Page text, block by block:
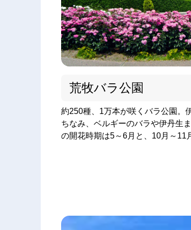
荒牧バラ公園
約250種、1万本が咲くバラ公園。
ちなみ、ベルギーのバラや伊丹生
の開花時期は5～6月と、10月～11